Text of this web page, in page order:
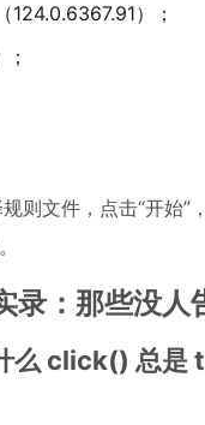
）；
则文件，点击“开始
录：那些没人
么 click() 总